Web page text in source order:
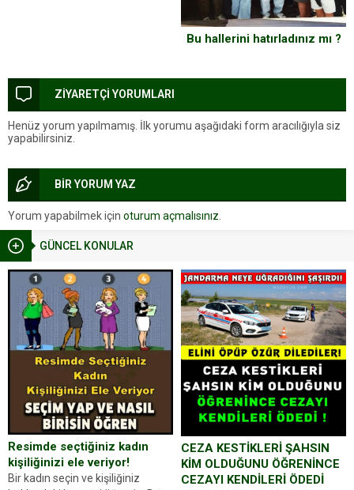
GÜNCEL KONULAR
Resimde seçtiğiniz kadın
kişiliğinizi ele veriyor!
Bir kadın seçin ve kişiliğiniz
CEZA KESTİKLERİ ŞAHSIN
KİM OLDUĞUNU ÖĞRENİNCE
CEZAYI KENDİLERİ ÖDEDİ
Bu hallerini hatırladınız mı ?
ZİYARETÇİ YORUMLARI
Henüz yorum yapılmamış. İlk yorumu aşağıdaki form aracılığıyla siz
yapabilirsiniz.
BİR YORUM YAZ
Yorum yapabilmek için oturum açmalısınız